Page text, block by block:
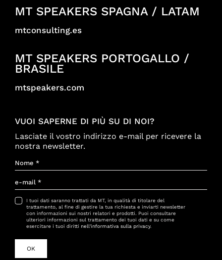
MT SPEAKERS SPAGNA / LATAM
mtconsulting.es
MT SPEAKERS PORTOGALLO /
BRASILE
mtspeakers.com
VUOI SAPERNE DI PIÙ SU DI NOI?
Lasciate il vostro indirizzo e-mail per ricevere la
nostra newsletter.
I tuoi dati saranno trattati da MT, in qualità di titolare del
trattamento, al fine di gestire la tua richiesta e inviarti newsletter
con informazioni sui nostri relatori e prodotti. Puoi consultare
ulteriori informazioni sul trattamento dei tuoi dati e su come
esercitare i tuoi diritti nell'informativa sulla privacy.
OK